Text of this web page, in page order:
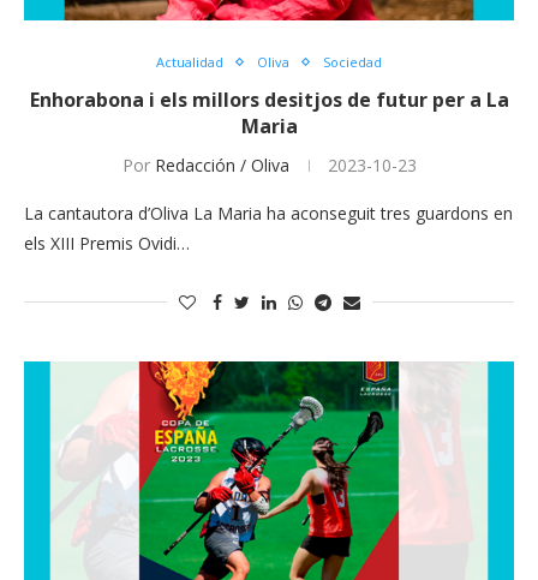
Actualidad Oliva Sociedad
Enhorabona i els millors desitjos de futur per a La
Maria
Por Redacción / Oliva 2023-10-23
La cantautora d’Oliva La Maria ha aconseguit tres guardons en
els XIII Premis Ovidi…